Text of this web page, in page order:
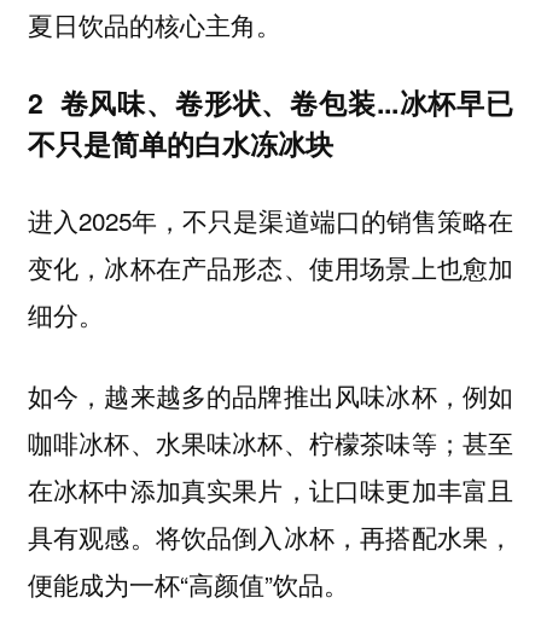
夏日饮品的核心主角。
2 卷风味、卷形状、卷包装...冰杯早已
不只是简单的白水冻冰块
进入2025年，不只是渠道端口的销售策略在
变化，冰杯在产品形态、使用场景上也愈加
细分。
如今，越来越多的品牌推出风味冰杯，例如
咖啡冰杯、水果味冰杯、柠檬茶味等；甚至
在冰杯中添加真实果片，让口味更加丰富且
具有观感。将饮品倒入冰杯，再搭配水果，
便能成为一杯“高颜值”饮品。